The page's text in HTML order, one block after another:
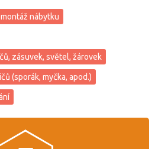
montáž nábytku
zásuvek, světel, žárovek
(sporák, myčka, apod.)